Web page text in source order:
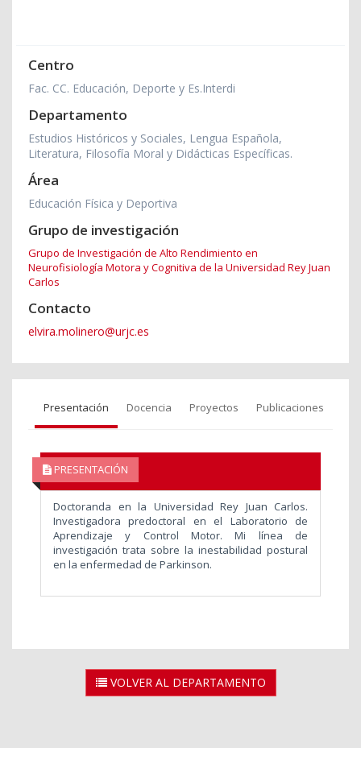
Centro
Fac. CC. Educación, Deporte y Es.Interdi
Departamento
Estudios Históricos y Sociales, Lengua Española,
Literatura, Filosofía Moral y Didácticas Específicas.
Área
Educación Física y Deportiva
Grupo de investigación
Grupo de Investigación de Alto Rendimiento en
Neurofisiología Motora y Cognitiva de la Universidad Rey Juan
Carlos
Contacto
elvira.molinero@urjc.es
Presentación Docencia Proyectos Publicaciones
PRESENTACIÓN
Doctoranda en la Universidad Rey Juan Carlos.
Investigadora predoctoral en el Laboratorio de
Aprendizaje y Control Motor. Mi línea de
investigación trata sobre la inestabilidad postural
en la enfermedad de Parkinson.
VOLVER AL DEPARTAMENTO